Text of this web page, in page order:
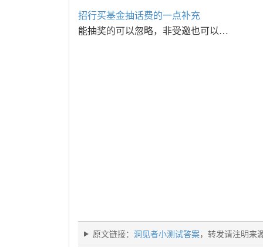
招行买基金抽话费的一点补充
能抽奖的可以忽略，非受邀也可以…
原文链接： 洞见者小测试答案，转发请注明来